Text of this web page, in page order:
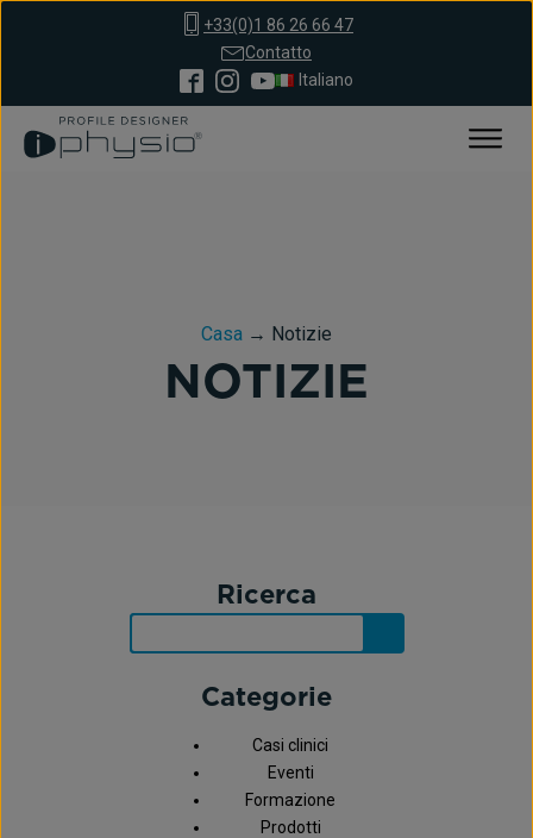
+33(0)1 86 26 66 47
Contatto
Italiano
Casa → Notizie
NOTIZIE
Ricerca
Categorie
Casi clinici
Eventi
Formazione
Prodotti